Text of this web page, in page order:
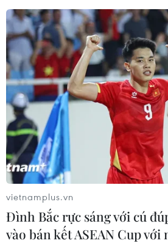
vietnamplus.vn
Đình Bắc rực sáng với cú
vào bán kết ASEAN Cup với